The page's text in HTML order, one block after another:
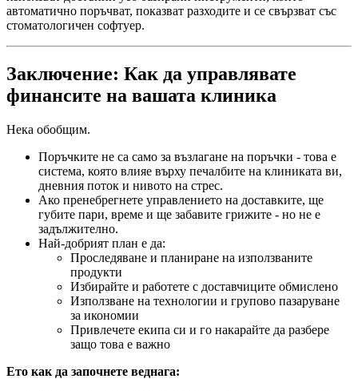
автоматично поръчват, показват разходите и се свързват със
стоматологичен софтуер.
Заключение: Как да управлявате
финансите на вашата клиника
Нека обобщим.
Поръчките не са само за възлагане на поръчки - това е
система, която влияе върху печалбите на клиниката ви,
дневния поток и нивото на стрес.
Ако пренебрегнете управлението на доставките, ще
губите пари, време и ще забавите грижите - но не е
задължително.
Най-добрият план е да:
Проследяване и планиране на използваните
продукти
Избирайте и работете с доставчиците обмислено
Използване на технологии и групово пазаруване
за икономии
Привлечете екипа си и го накарайте да разбере
защо това е важно
Ето как да започнете веднага: